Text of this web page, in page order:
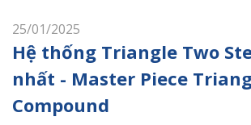
25/01/2025
Hệ thống Triangle Two
nhất - Master Piece
Compound